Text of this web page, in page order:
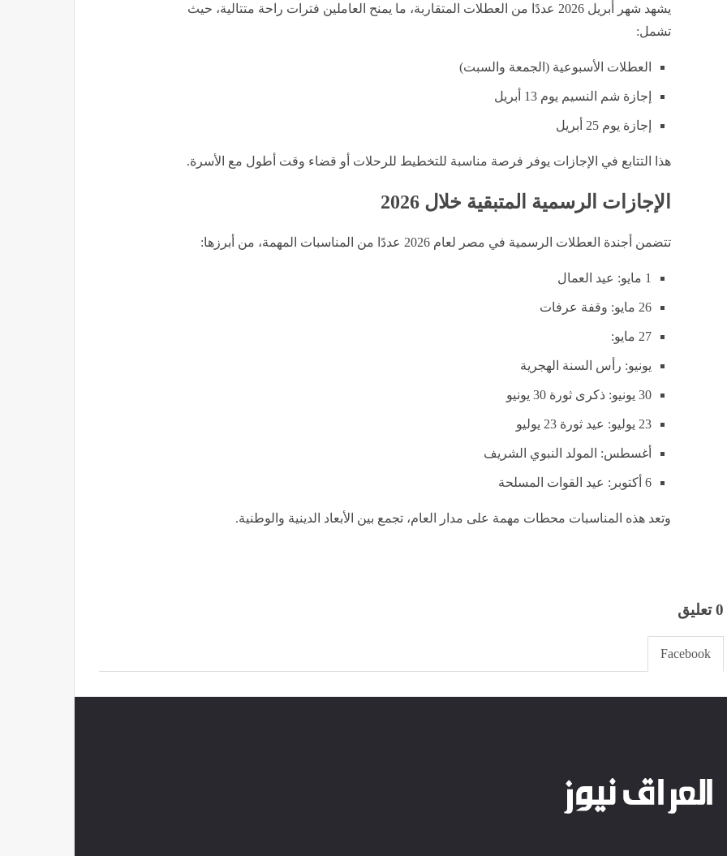
يشهد شهر أبريل 2026 عددًا من العطلات المتقاربة، ما يمنح العاملين فترات راحة متتالية، حيث
تشمل:
العطلات الأسبوعية (الجمعة والسبت)
إجازة شم النسيم يوم 13 أبريل
إجازة يوم 25 أبريل
هذا التتابع في الإجازات يوفر فرصة مناسبة للتخطيط للرحلات أو قضاء وقت أطول مع الأسرة.
الإجازات الرسمية المتبقية خلال 2026
تتضمن أجندة العطلات الرسمية في مصر لعام 2026 عددًا من المناسبات المهمة، من أبرزها:
1 مايو: عيد العمال
26 مايو: وقفة عرفات
27 مايو:
يونيو: رأس السنة الهجرية
30 يونيو: ذكرى ثورة 30 يونيو
23 يوليو: عيد ثورة 23 يوليو
أغسطس: المولد النبوي الشريف
6 أكتوبر: عيد القوات المسلحة
وتعد هذه المناسبات محطات مهمة على مدار العام، تجمع بين الأبعاد الدينية والوطنية.
0 تعليق
Facebook